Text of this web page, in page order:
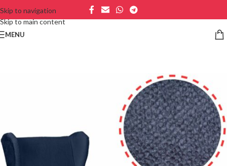
Skip to navigation
Skip to main content
MENU